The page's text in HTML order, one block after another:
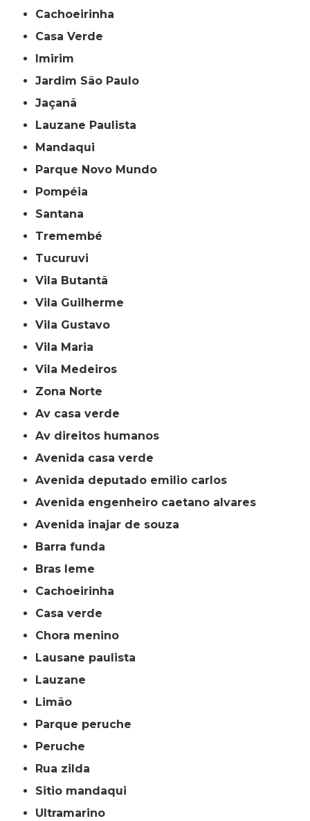
Cachoeirinha
Casa Verde
Imirim
Jardim São Paulo
Jaçanã
Lauzane Paulista
Mandaqui
Parque Novo Mundo
Pompéia
Santana
Tremembé
Tucuruvi
Vila Butantã
Vila Guilherme
Vila Gustavo
Vila Maria
Vila Medeiros
Zona Norte
av casa verde
av direitos humanos
avenida casa verde
avenida deputado emilio carlos
avenida engenheiro caetano alvares
avenida inajar de souza
barra funda
bras leme
cachoeirinha
casa verde
chora menino
lausane paulista
lauzane
limão
parque peruche
peruche
rua zilda
sitio mandaqui
ultramarino